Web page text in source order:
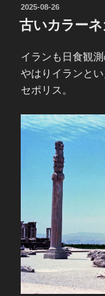
投
稿
日:
2025-08-26
古いカラー
イランも日食観測
やはりイランと
セポリス。